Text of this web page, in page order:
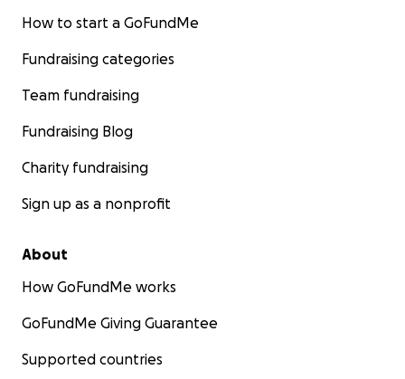
Génesis 94.3 FM – Somos la estación de Cristo
How to start a GoFundMe
Fundraising categories
Team fundraising
Fundraising Blog
Charity fundraising
Sign up as a nonprofit
About
How GoFundMe works
GoFundMe Giving Guarantee
Supported countries